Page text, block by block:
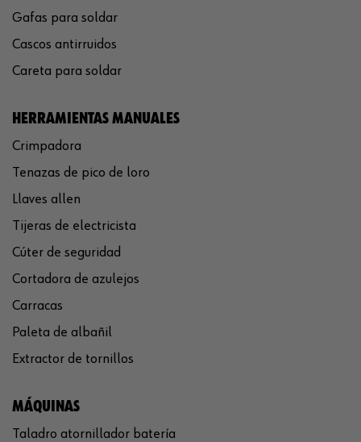
Gafas para soldar
Cascos antirruidos
Careta para soldar
HERRAMIENTAS MANUALES
Crimpadora
Tenazas de pico de loro
Llaves allen
Tijeras de electricista
Cúter de seguridad
Cortadora de azulejos
Carracas
Paleta de albañil
Extractor de tornillos
MÁQUINAS
Taladro atornillador batería